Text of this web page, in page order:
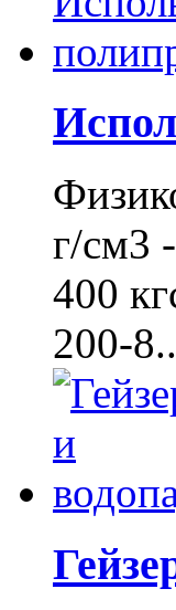
г/см3
400
200-